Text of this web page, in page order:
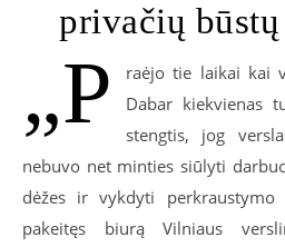
privačių
„P
raėjo tie laikai kai
Dabar kiekvienas
stengtis, jog
nebuvo net minties siūlyti
dėžes ir vykdyti perkraustymo
pakeitęs biurą Vilniaus